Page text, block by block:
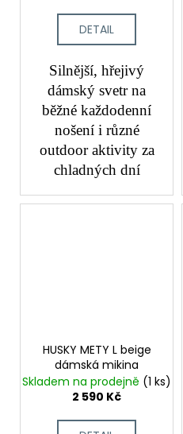
DETAIL
Silnější, hřejivý
dámský svetr na
běžné každodenní
nošení i různé
outdoor aktivity za
chladných dní
HUSKY METY L beige
dámská mikina
Skladem na prodejně (1 ks)
2 590 Kč